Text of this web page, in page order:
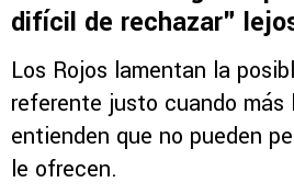
difícil de rechazar"
Los Rojos lamentan la
referente justo cuando más
entienden que no pueden
le ofrecen.